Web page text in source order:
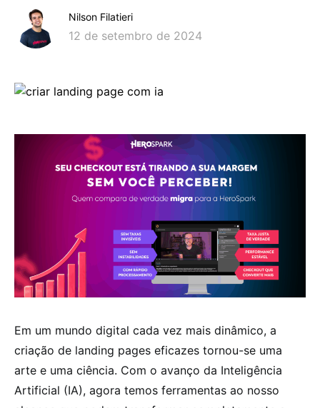
Nilson Filatieri
12 de setembro de 2024
Em um mundo digital cada vez mais dinâmico, a
criação de landing pages eficazes tornou-se uma
arte e uma ciência. Com o avanço da Inteligência
Artificial (IA), agora temos ferramentas ao nosso